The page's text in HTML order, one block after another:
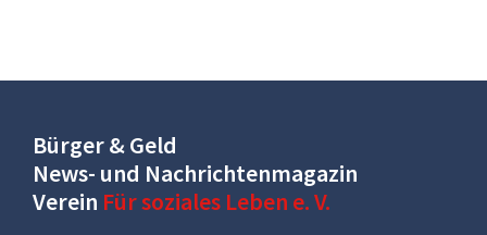
Bürger & Geld
News- und Nachrichtenmagazin
Verein Für soziales Leben e. V.